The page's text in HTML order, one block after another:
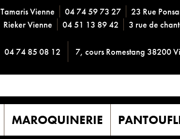
Tamaris Vienne 04 74 59 73 27
23 Rue
Rieker Vienne
04 51 13 89 42 3 rue de
04 74 85 08 12 7, cours Romestang 38200
MAROQUINERIE